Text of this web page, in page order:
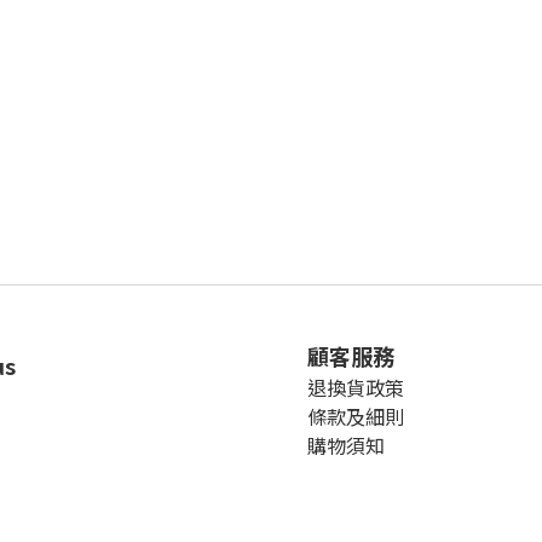
顧客服務
退換貨政策
條款及細則
購物須知